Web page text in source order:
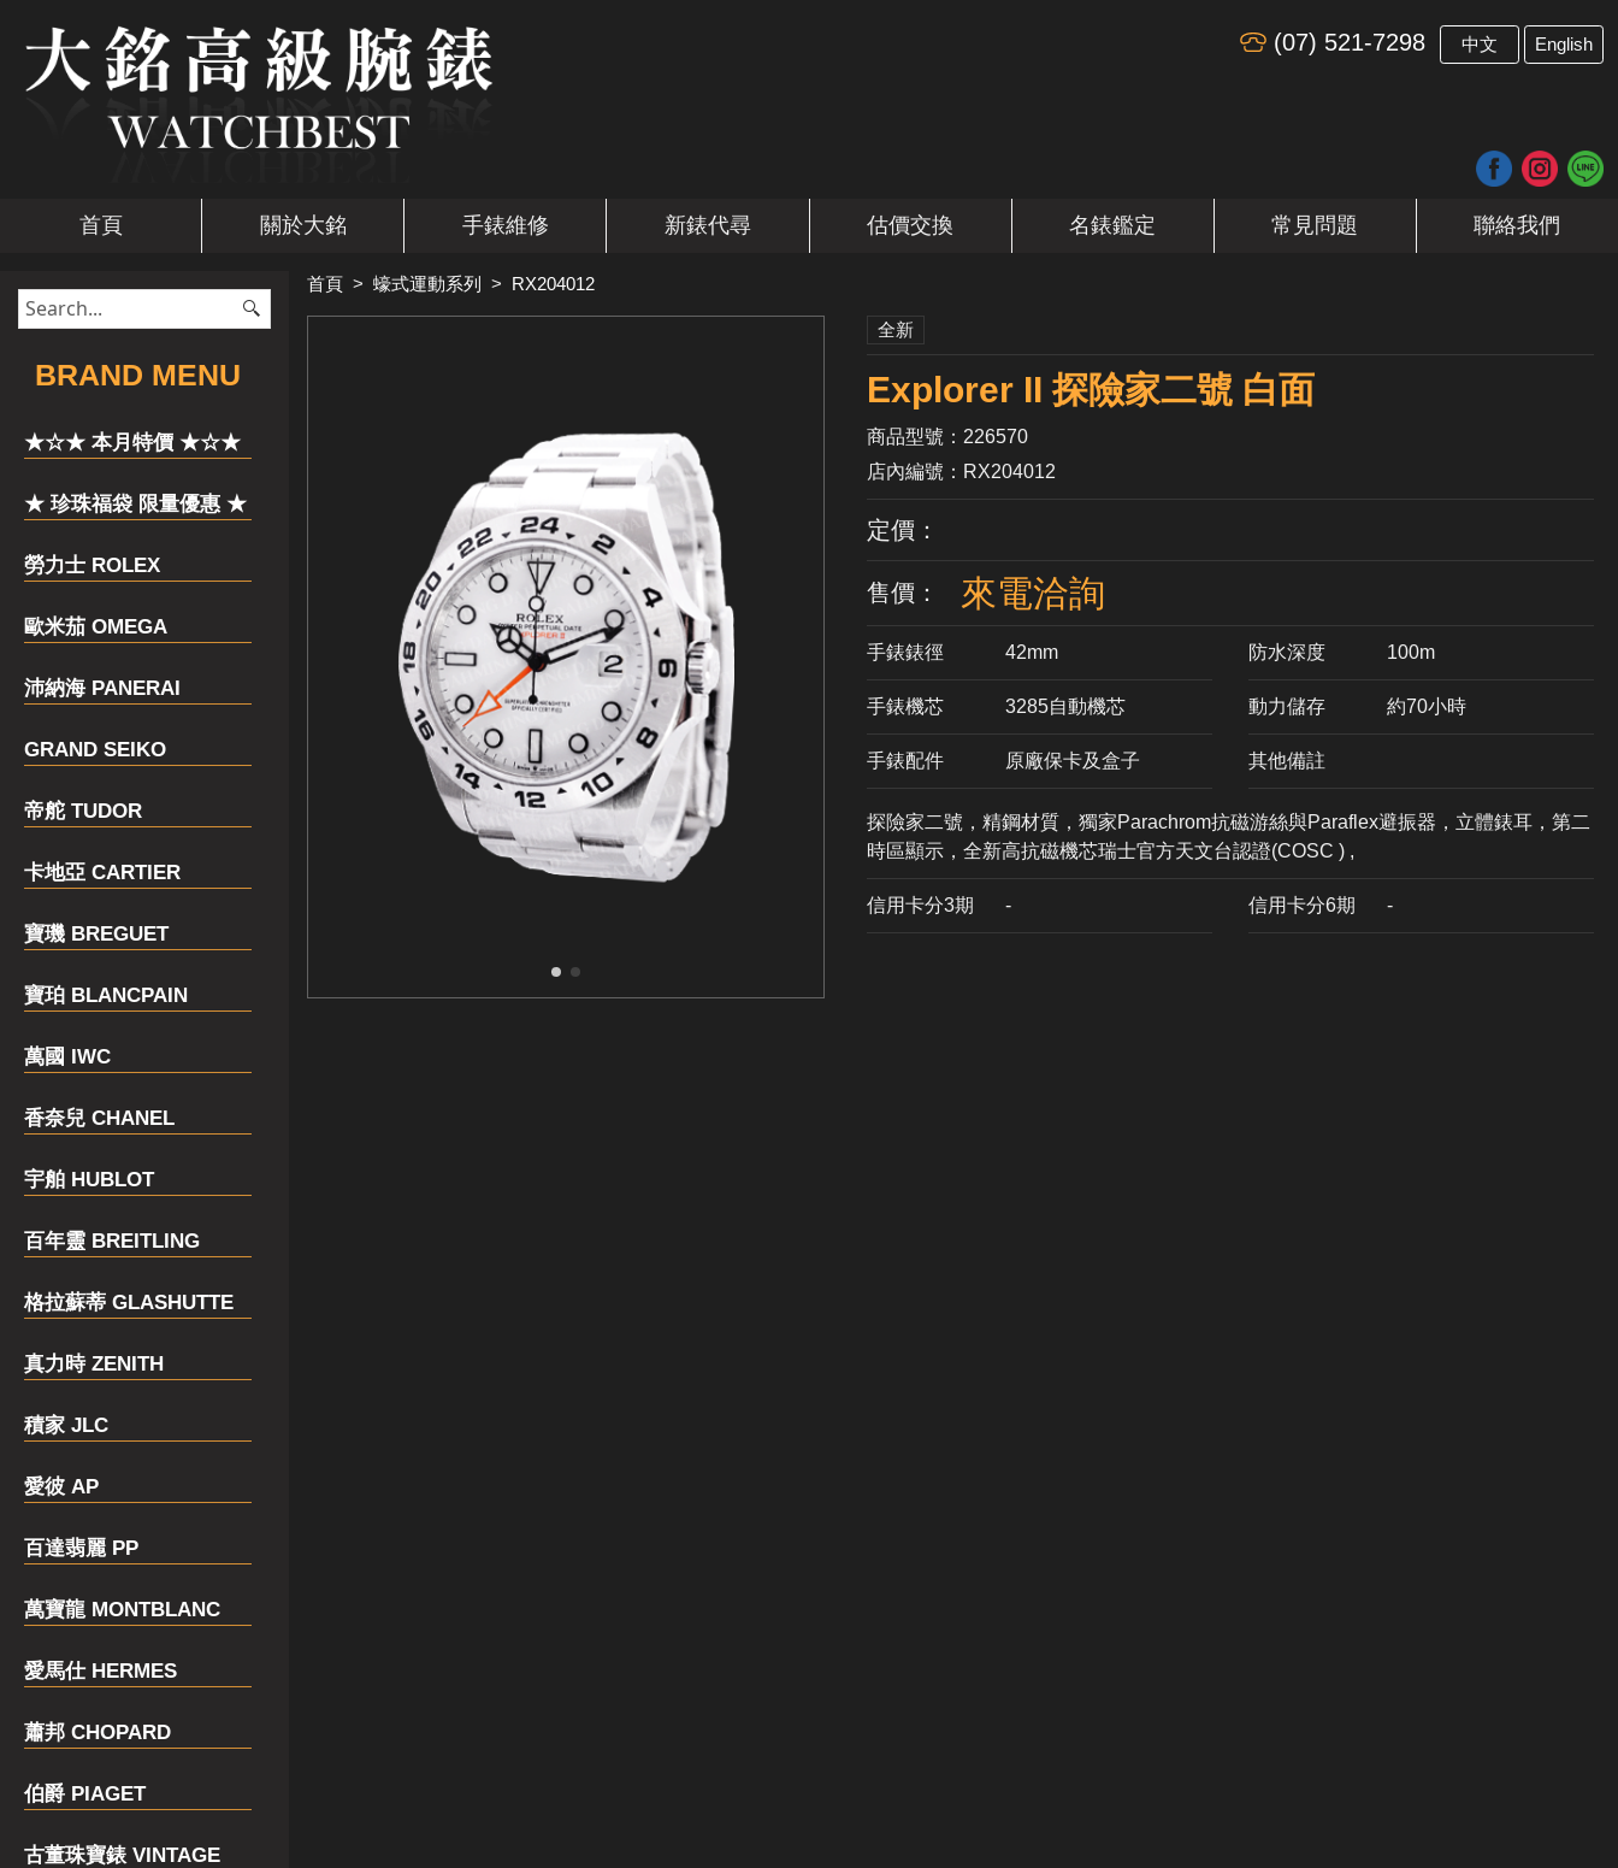
(07) 521-7298 中文 English
首頁 關於大銘 手錶維修 新錶代尋 估價交換 名錶鑑定 常見問題 聯絡我們
​BRAND MENU
★☆★ 本月特價 ★☆★
★ 珍珠福袋 限量優惠 ★
勞力士 ROLEX
歐米茄 OMEGA
沛納海 PANERAI
GRAND SEIKO
帝舵 TUDOR
卡地亞 CARTIER
寶璣 BREGUET
寶珀 BLANCPAIN
萬國 IWC
香奈兒 CHANEL
宇舶 HUBLOT
百年靈 BREITLING
格拉蘇蒂 GLASHUTTE
真力時 ZENITH
積家 JLC
愛彼 AP
百達翡麗 PP
萬寶龍 MONTBLANC
愛馬仕 HERMES
蕭邦 CHOPARD
伯爵 PIAGET
古董珠寶錶 VINTAGE
首頁 > 蠔式運動系列 > RX204012
全新
Explorer II 探險家二號 白面
商品型號：226570
店內編號：RX204012
定價：
售價： 來電洽詢
手錶錶徑 42mm 防水深度 100m
手錶機芯 ​3285自動機芯 動力儲存 約70小時
手錶配件 原廠保卡及盒子 其他備註
探險家二號，精鋼材質，獨家Parachrom抗磁游絲與Paraflex避振器，立體錶耳，第二
時區顯示，全新高抗磁機芯瑞士官方天文台認證(COSC ) ,
信用卡分3期 ​- 信用卡分6期 -